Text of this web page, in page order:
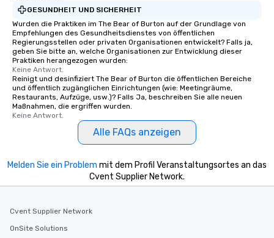
GESUNDHEIT UND SICHERHEIT
Wurden die Praktiken im The Bear of Burton auf der Grundlage von
Empfehlungen des Gesundheitsdienstes von öffentlichen
Regierungsstellen oder privaten Organisationen entwickelt? Falls ja,
geben Sie bitte an, welche Organisationen zur Entwicklung dieser
Praktiken herangezogen wurden:
Keine Antwort.
Reinigt und desinfiziert The Bear of Burton die öffentlichen Bereiche
und öffentlich zugänglichen Einrichtungen (wie: Meetingräume,
Restaurants, Aufzüge, usw.)? Falls Ja, beschreiben Sie alle neuen
Maßnahmen, die ergriffen wurden.
Keine Antwort.
Alle FAQs anzeigen
Melden Sie ein Problem mit dem Profil Veranstaltungsortes an das
Cvent Supplier Network.
Cvent Supplier Network
OnSite Solutions